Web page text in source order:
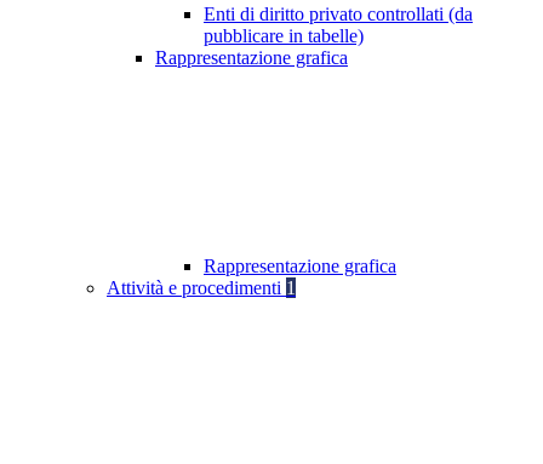
Enti di diritto privato controllati (da
pubblicare in tabelle)
Rappresentazione grafica
Rappresentazione grafica
Attività e procedimenti 1